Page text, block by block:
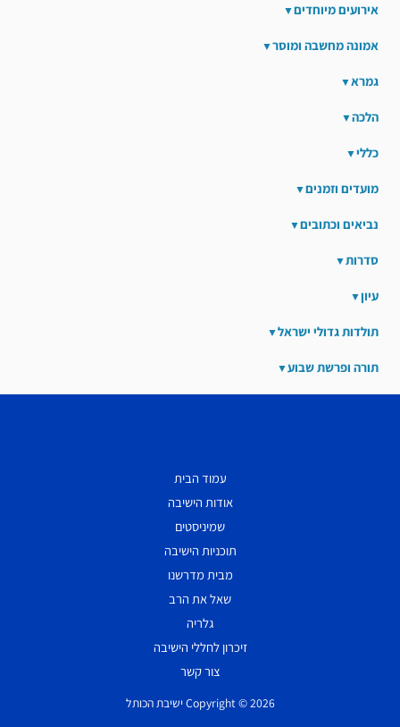
אירועים מיוחדים
אמונה מחשבה ומוסר
גמרא
הלכה
כללי
מועדים וזמנים
נביאים וכתובים
סדרות
עיון
תולדות גדולי ישראל
תורה ופרשת שבוע
עמוד הבית
אודות הישיבה
שמיניסטים
תוכניות הישיבה
מבית מדרשנו
שאל את הרב
גלריה
זיכרון לחללי הישיבה
צור קשר
Copyright © 2026 ישיבת הכותל